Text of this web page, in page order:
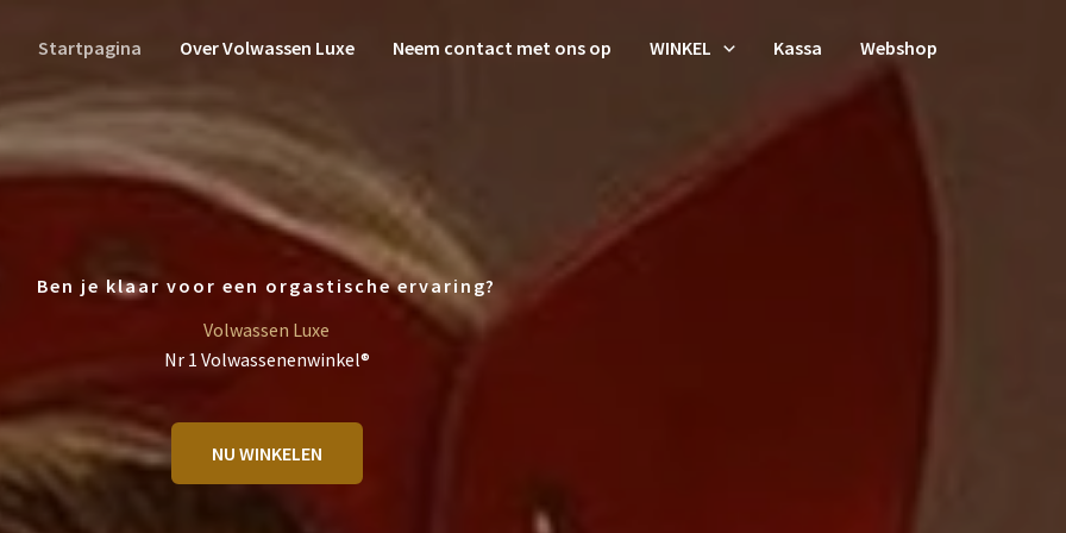
Startpagina Over Volwassen Luxe Neem contact met ons op WINKEL Kassa Webshop
Ben je klaar voor een orgastische ervaring?
Volwassen Luxe
Nr 1 Volwassenenwinkel®
NU WINKELEN